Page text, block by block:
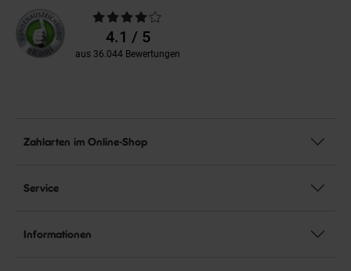
Durchschnittliche
Bewertungen4.1 / 5
aus 36.044 Bewertungen
Zahlarten im Online-Shop
Service
Informationen